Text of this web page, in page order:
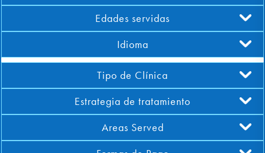
Edades servidas
Idioma
Tipo de Clínica
Estrategia de tratamiento
Areas Served